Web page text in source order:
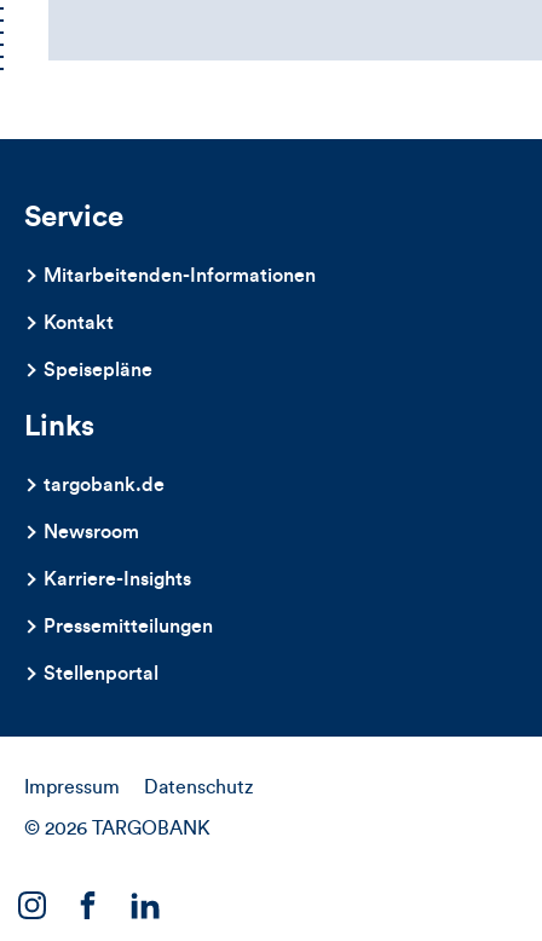
Service
Mitarbeitenden-Informationen
Kontakt
Speisepläne
Links
targobank.de
Newsroom
Karriere-Insights
Pressemitteilungen
Stellenportal
Impressum Datenschutz
© 2026 TARGOBANK